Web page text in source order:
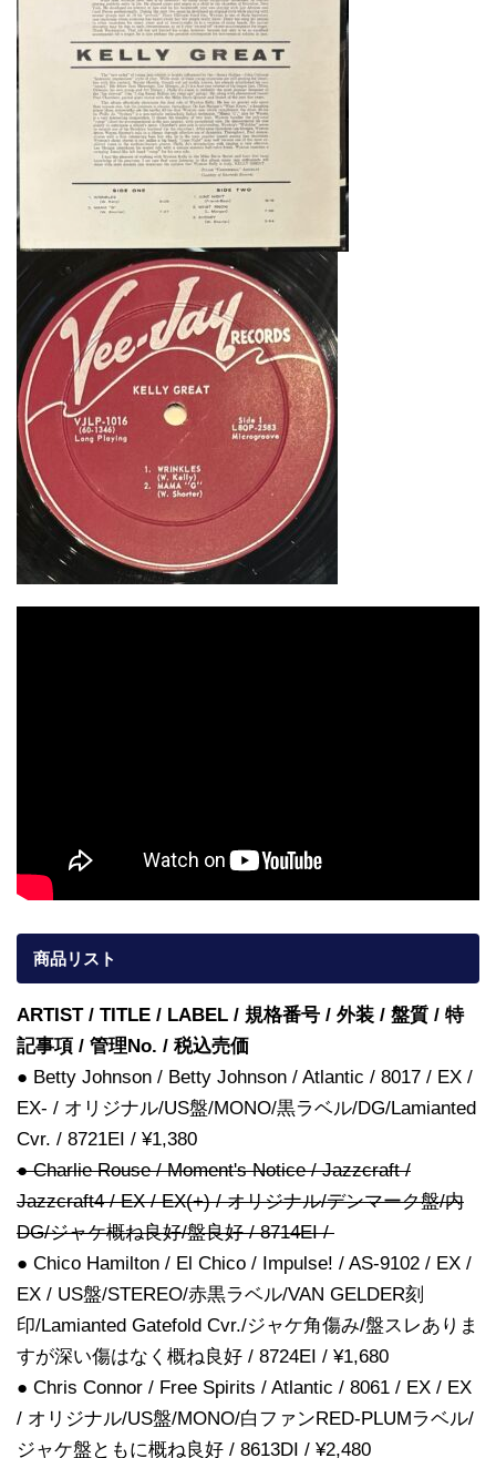
商品リスト
ARTIST / TITLE / LABEL / 規格番号 / 外装 / 盤質 / 特
記事項 / 管理No. / 税込売価
● Betty Johnson / Betty Johnson / Atlantic / 8017 / EX /
EX- / オリジナル/US盤/MONO/黒ラベル/DG/Lamianted
Cvr. / 8721EI / ¥1,380
● Charlie Rouse / Moment's Notice / Jazzcraft /
Jazzcraft4 / EX / EX(+) / オリジナル/デンマーク盤/内
DG/ジャケ概ね良好/盤良好 / 8714EI /
● Chico Hamilton / El Chico / Impulse! / AS-9102 / EX /
EX / US盤/STEREO/赤黒ラベル/VAN GELDER刻
印/Lamianted Gatefold Cvr./ジャケ角傷み/盤スレありま
すが深い傷はなく概ね良好 / 8724EI / ¥1,680
● Chris Connor / Free Spirits / Atlantic / 8061 / EX / EX
/ オリジナル/US盤/MONO/白ファンRED-PLUMラベル/
ジャケ盤ともに概ね良好 / 8613DI / ¥2,480